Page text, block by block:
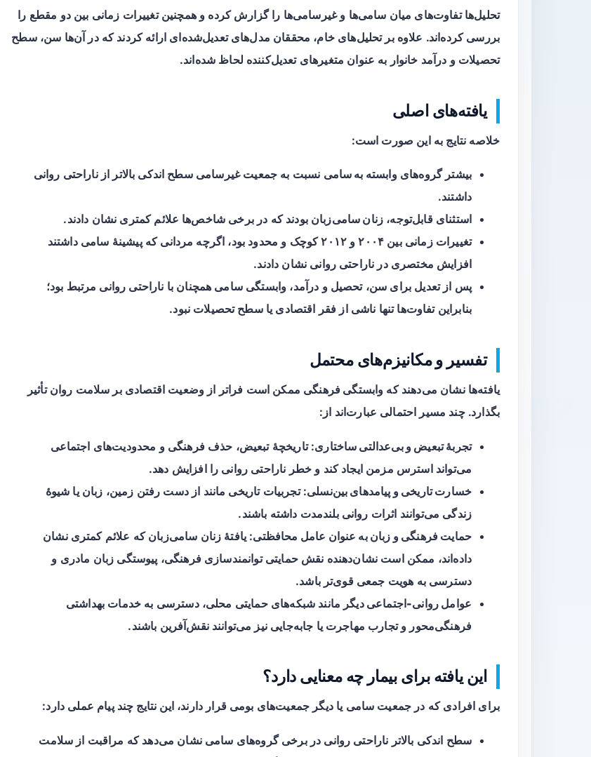
تحلیل‌ها تفاوت‌های میان سامی‌ها و غیرسامی‌ها را گزارش کرده و همچنین تغییرات زمانی بین دو مقطع را
بررسی کرده‌اند. علاوه بر تحلیل‌های خام، محققان مدل‌های تعدیل‌شده‌ای ارائه کردند که در آن‌ها سن، سطح
تحصیلات و درآمد خانوار به عنوان متغیرهای تعدیل‌کننده لحاظ شده‌اند.
یافته‌های اصلی
خلاصه نتایج به این صورت است:
بیشتر گروه‌هایوابسته به سامی نسبت به جمعیت غیرسامی سطح اندکی بالاتر از ناراحتی روانی
داشتند.
استثنای قابل‌توجه، زنان سامی‌زبان بودند که در برخی شاخص‌ها علائم کمتری نشان دادند.
تغییرات زمانی بین ۲۰۰۴ و ۲۰۱۲ کوچک و محدود بود، اگرچه مردانی که پیشینهٔ سامی داشتند
افزایش مختصری در ناراحتی روانی نشان دادند.
پس از تعدیل برای سن، تحصیل و درآمد، وابستگی سامی همچنان با ناراحتی روانی مرتبط بود؛
بنابراین تفاوت‌ها تنها ناشی از فقر اقتصادی یا سطح تحصیلات نبود.
تفسیر و مکانیزم‌های محتمل
یافته‌ها نشان می‌دهند که وابستگی فرهنگی ممکن است فراتر از وضعیت اقتصادی بر سلامت روان تأثیر
بگذارد. چند مسیر احتمالی عبارت‌اند از:
تجربهٔ تبعیض و بی‌عدالتی ساختاری: تاریخچهٔ تبعیض، حذف فرهنگی و محدودیت‌های اجتماعی
می‌تواند استرس مزمن ایجاد کند و خطر ناراحتی روانی را افزایش دهد.
خسارت تاریخی و پیامدهای بین‌نسلی: تجربیات تاریخی مانند از دست رفتن زمین، زبان یا شیوهٔ
زندگی می‌توانند اثرات روانی بلندمدت داشته باشند.
حمایت فرهنگی و زبان به عنوان عامل محافظتی: یافتهٔ زنان سامی‌زبان که علائم کمتری نشان
داده‌اند، ممکن است نشان‌دهنده نقش حمایتی توانمندسازی فرهنگی، پیوستگی زبان مادری و
دسترسی به هویت جمعی قوی‌تر باشد.
عوامل روانی-اجتماعی دیگر مانند شبکه‌های حمایتی محلی، دسترسی به خدمات بهداشتی
فرهنگی‌محور و تجارب مهاجرت یا جابه‌جایی نیز می‌توانند نقش‌آفرین باشند.
این یافته برای بیمار چه معنایی دارد؟
برای افرادی که در جمعیت سامی یا دیگر جمعیت‌های بومی قرار دارند، این نتایج چند پیام عملی دارد:
سطح اندکی بالاتر ناراحتی روانی در برخی گروه‌های سامی نشان می‌دهد که مراقبت از سلامت